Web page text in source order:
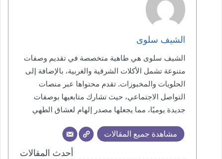
الشيف سلوى
الشيف سلوى هي طاهية متخصصة في تقديم وصفات
متنوعة تشمل الأكلات الشرقية والغربية، بالإضافة إلى
الحلويات والمخبوزات. تقدم محتواها عبر منصات
التواصل الاجتماعي، حيث تشارك متابعيها بوصفات
جديدة يوميًا، مما يجعلها مصدر إلهام لعشاق الطهي
مشاهدة جميع المقالات
أحدث المقالات